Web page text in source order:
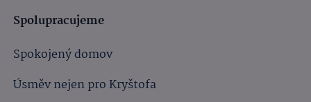
Spolupracujeme
Spokojený domov
Úsměv nejen pro Kryštofa